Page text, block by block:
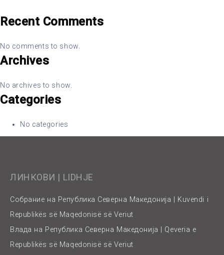
Recent Comments
No comments to show.
Archives
No archives to show.
Categories
No categories
ЛИНКОВИ | LIDHJE
Собрание на Република Северна Македонија | Kuvendi i
Republikës së Maqedonisë së Veriut
Влада на Република Северна Македонија | Qeveria e
Republikës së Maqedonisë së Veriut